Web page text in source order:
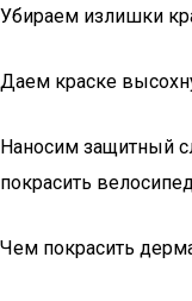
Убираем излишки
Даем краске
Наносим защитный
покрасить
Чем покрасить